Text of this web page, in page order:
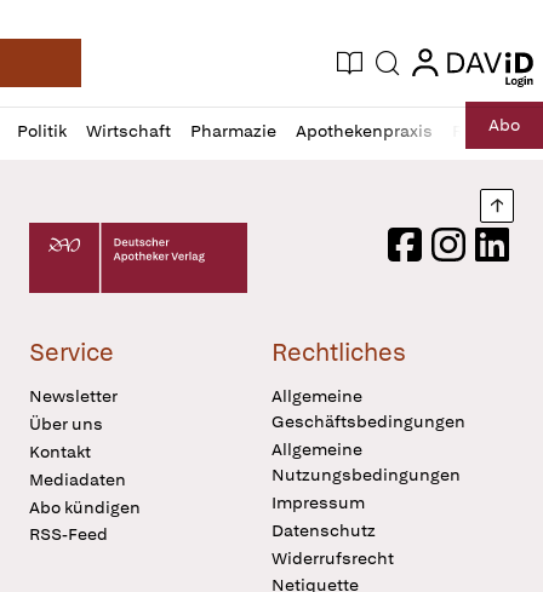
Deutsche Apotheker Zeitung
Aktuelle Ausgabe
Suche login
login
Politik Wirtschaft Pharmazie Apothekenpraxis RechtAbo
Profil
öffnen
Daz
Pur
Deutscher Apotheker Verlag Logo
FacebookInstagram
Service
Newsletter
Über uns
Kontakt
Mediadaten
Abo kündigen
RSS-Feed
Rechtliches
Allgemeine
Geschäftsbedingungen
Allgemeine
Nutzungsbedingungen
Impressum
Datenschutz
Widerrufsrecht
Netiquette